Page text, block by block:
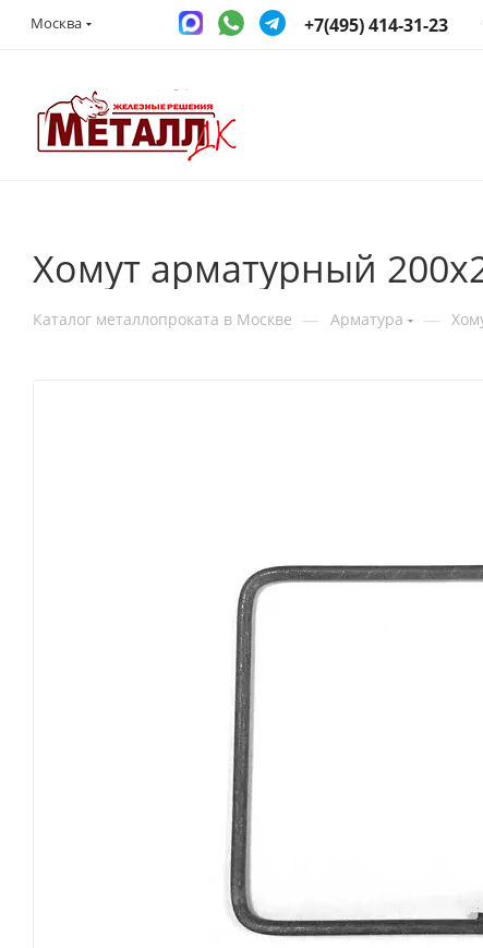
Москва +7(495) 414-31-23
Хомут арматурный
Каталог металлопроката в Москве — Арматура —